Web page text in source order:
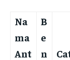
Na
ma
Ant
B
e
n